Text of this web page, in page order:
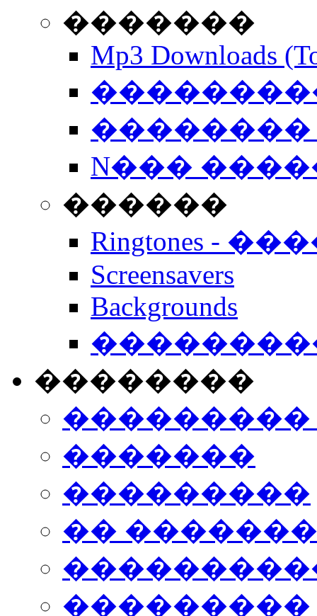
�������
Mp3 Downloads
��������
N���
������
Ringtones -
Screensavers
Backgrounds
��������
���������
�������
���������
��
���������